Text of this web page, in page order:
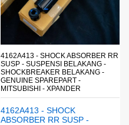
4162A413 - SHOCK ABSORBER RR
SUSP - SUSPENSI BELAKANG -
SHOCKBREAKER BELAKANG -
GENUINE SPAREPART -
MITSUBISHI - XPANDER
4162A413 - SHOCK
ABSORBER RR SUSP -